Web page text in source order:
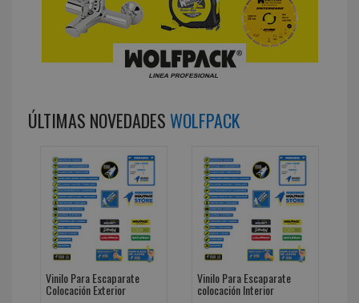
ÚLTIMAS NOVEDADES WOLFPACK
Vinilo Para Escaparate
Colocación Exterior
Vinilo Para Escaparate
colocación Interior